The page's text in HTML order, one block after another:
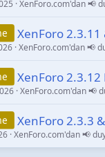
XenForo.com'dan 📢
XenForo 2.3.11
XenForo.com'dan 📢
XenForo 2.3.12
XenForo.com'dan 📢
XenForo 2.3.3
XenForo.com'dan 📢